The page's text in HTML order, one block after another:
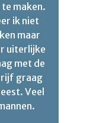
maken.
ik niet
maar
uiterlijke
met de
graag
Veel